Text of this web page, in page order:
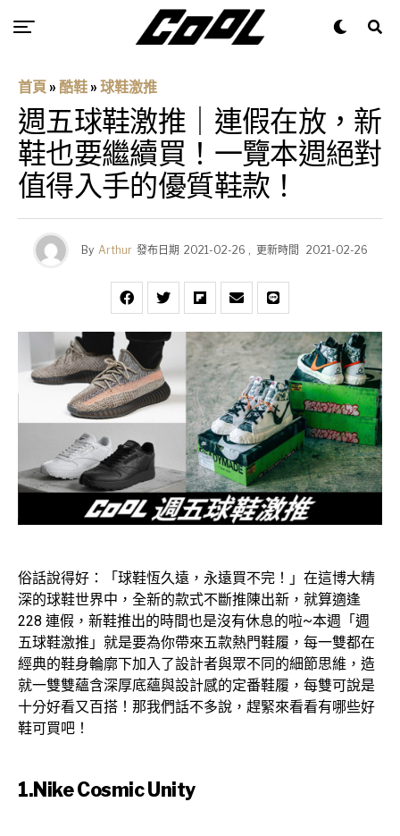
首頁 » 酷鞋 » 球鞋激推
週五球鞋激推｜連假在放，新
鞋也要繼續買！一覽本週絕對
值得入手的優質鞋款！
By Arthur 發布日期 2021-02-26 , 更新時間 2021-02-26
俗話說得好：「球鞋恆久遠，永遠買不完！」在這博大精
深的球鞋世界中，全新的款式不斷推陳出新，就算適逢
228 連假，新鞋推出的時間也是沒有休息的啦~本週「週
五球鞋激推」就是要為你帶來五款熱門鞋履，每一雙都在
經典的鞋身輪廓下加入了設計者與眾不同的細節思維，造
就一雙雙蘊含深厚底蘊與設計感的定番鞋履，每雙可說是
十分好看又百搭！那我們話不多說，趕緊來看看有哪些好
鞋可買吧！
1.Nike Cosmic Unity